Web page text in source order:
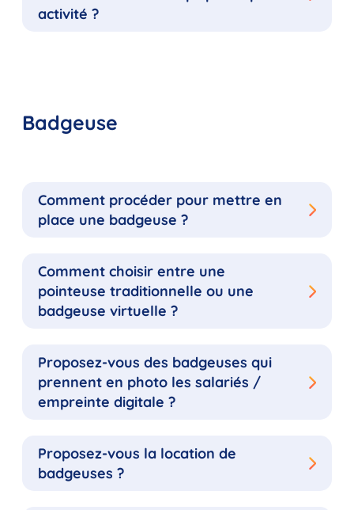
activité ?
Badgeuse
Comment procéder pour mettre en
place une badgeuse ?
Comment choisir entre une
pointeuse traditionnelle ou une
badgeuse virtuelle ?
Proposez-vous des badgeuses qui
prennent en photo les salariés /
empreinte digitale ?
Proposez-vous la location de
badgeuses ?